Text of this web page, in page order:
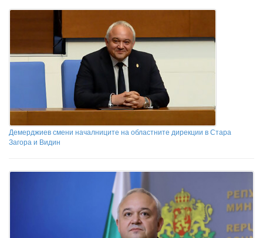
Демерджиев смени началниците на областните дирекции в Стара
Загора и Видин